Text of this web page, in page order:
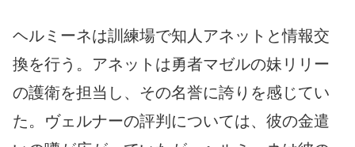
ヘルミーネは訓練場で知人アネットと情報交
換を行う。アネットは勇者マゼルの妹リリー
の護衛を担当し、その名誉に誇りを感じてい
た。ヴェルナーの評判については、彼の金遣